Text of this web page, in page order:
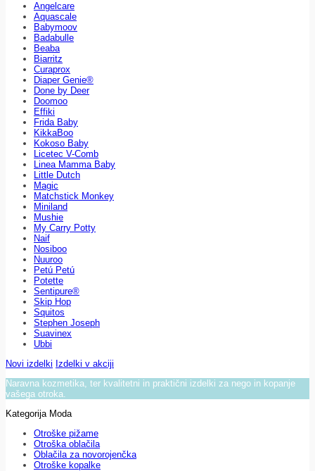
Angelcare
Aquascale
Babymoov
Badabulle
Beaba
Biarritz
Curaprox
Diaper Genie®
Done by Deer
Doomoo
Effiki
Frida Baby
KikkaBoo
Kokoso Baby
Licetec V-Comb
Linea Mamma Baby
Little Dutch
Magic
Matchstick Monkey
Miniland
Mushie
My Carry Potty
Naif
Nosiboo
Nuuroo
Petú Petú
Potette
Sentipure®
Skip Hop
Squitos
Stephen Joseph
Suavinex
Ubbi
Novi izdelki Izdelki v akciji
Naravna kozmetika, ter kvalitetni in praktični izdelki za nego in kopanje
vašega otroka.
Kategorija Moda
Otroške pižame
Otroška oblačila
Oblačila za novorojenčka
Otroške kopalke